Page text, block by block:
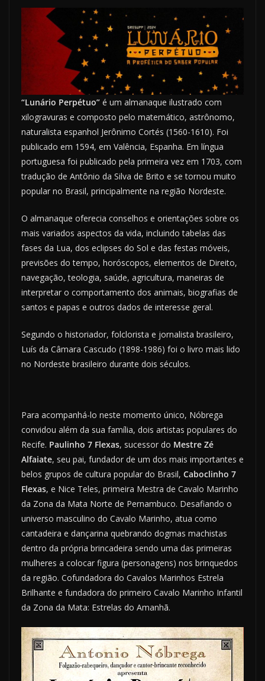
“Lunário Perpétuo” é um almanaque ilustrado com
xilogravuras e composto pelo matemático, astrônomo,
naturalista espanhol Jerônimo Cortés (1560-1610). Foi
publicado em 1594, em Valência, Espanha. Em língua
portuguesa foi publicado pela primeira vez em 1703, com
tradução de Antônio da Silva de Brito e se tornou muito
popular no Brasil, principalmente na região Nordeste.
O almanaque oferecia conselhos e orientações sobre os
mais variados aspectos da vida, incluindo tabelas das
fases da Lua, dos eclipses do Sol e das festas móveis,
previsões do tempo, horóscopos, elementos de Direito,
navegação, teologia, saúde, agricultura, maneiras de
interpretar o comportamento dos animais, biografias de
santos e papas e outros dados de interesse geral.
Segundo o historiador, folclorista e jornalista brasileiro,
Luís da Câmara Cascudo (1898-1986) foi o livro mais lido
no Nordeste brasileiro durante dois séculos.
Para acompanhá-lo neste momento único, Nóbrega
convidou além da sua família, dois artistas populares do
Recife. Paulinho 7 Flexas, sucessor do Mestre Zé
Alfaiate, seu pai, fundador de um dos mais importantes e
belos grupos de cultura popular do Brasil, Caboclinho 7
Flexas, e Nice Teles, primeira Mestra de Cavalo Marinho
da Zona da Mata Norte de Pernambuco. Desafiando o
universo masculino do Cavalo Marinho, atua como
cantadeira e dançarina quebrando dogmas machistas
dentro da própria brincadeira sendo uma das primeiras
mulheres a colocar figura (personagens) nos brinquedos
da região. Cofundadora do Cavalos Marinhos Estrela
Brilhante e fundadora do primeiro Cavalo Marinho Infantil
da Zona da Mata: Estrelas do Amanhã.